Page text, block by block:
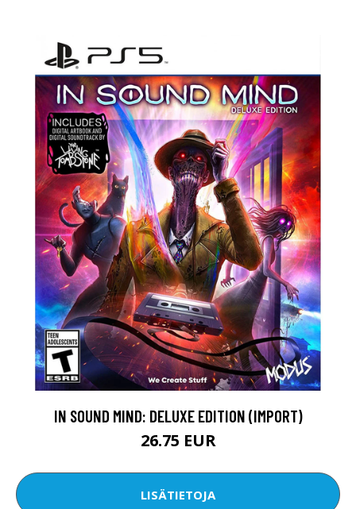
IN SOUND MIND: DELUXE EDITION (IMPORT)
26.75 EUR
LISÄTIETOJA